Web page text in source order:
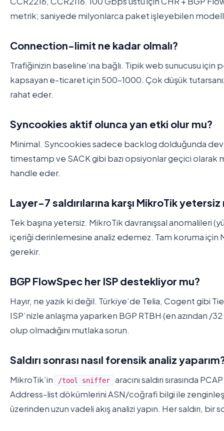
metrik; saniyede milyonlarca paket işleyebilen
Connection-limit ne kadar olmalı?
Trafiğinizin baseline’ına bağlı. Tipik web sunucusu
kapsayan e-ticaret için 500-1000. Çok düşük
rahat eder.
Syncookies aktif olunca yan etki olur mu?
Minimal. Syncookies sadece backlog dolduğunda
timestamp ve SACK gibi bazı opsiyonlar geçici
handle eder.
Layer-7 saldırılarına karşı MikroTik yetersiz
Tek başına yetersiz. MikroTik davranışsal anomalileri
içeriği derinlemesine analiz edemez. Tam koruma için
gerekir.
BGP FlowSpec her ISP destekliyor mu?
Hayır, ne yazık ki değil. Türkiye’de Telia, Cogent gibi
ISP’nizle anlaşma yaparken BGP RTBH (en
olup olmadığını mutlaka sorun.
Saldırı sonrası nasıl forensik analiz
MikroTik’in /tool sniffer
aracını saldırı sırasında
Address-list dökümlerini ASN/coğrafi bilgi ile
üzerinden uzun vadeli akış analizi yapın. Her saldırı, bir